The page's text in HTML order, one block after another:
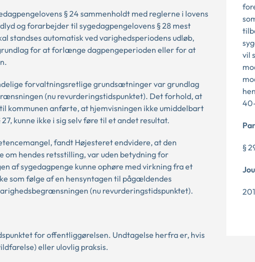
§ 24 sammenholdt med reglerne i lovens
og forarbejder til sygedagpengelovens § 28 mest
standses automatisk ved varighedsperiodens udløb,
for at forlænge dagpengeperioden eller for at
forvaltningsretlige grundsætninger var grundlag
(nu revurderingstidspunktet). Det forhold, at
kommunen anførte, at hjemvisningen ikke umiddelbart
kunne ikke i sig selv føre til et andet resultat.
fandt Højesteret endvidere, at den
hendes retsstilling, var uden betydning for
af sygedagpenge kunne ophøre med virkning fra et
som følge af en hensyntagen til pågældendes
(nu revurderingstidspunktet).
for offentliggørelsen. Undtagelse herfra er, hvis
eller ulovlig praksis.
vil
§